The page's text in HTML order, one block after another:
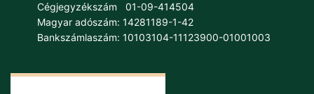
Cégjegyzékszám
01-09-414504
Magyar adószám: 14281189-1-42
Bankszámlaszám: 10103104-11123900-01001003